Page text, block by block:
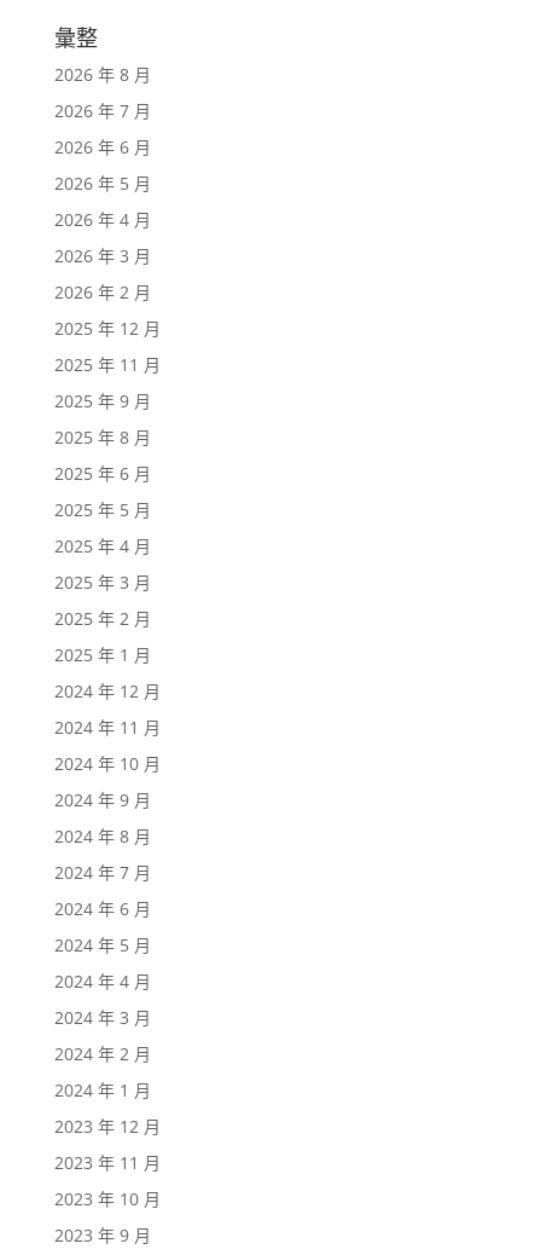
彙整
2026 年 8 月
2026 年 7 月
2026 年 6 月
2026 年 5 月
2026 年 4 月
2026 年 3 月
2026 年 2 月
2025 年 12 月
2025 年 11 月
2025 年 9 月
2025 年 8 月
2025 年 6 月
2025 年 5 月
2025 年 4 月
2025 年 3 月
2025 年 2 月
2025 年 1 月
2024 年 12 月
2024 年 11 月
2024 年 10 月
2024 年 9 月
2024 年 8 月
2024 年 7 月
2024 年 6 月
2024 年 5 月
2024 年 4 月
2024 年 3 月
2024 年 2 月
2024 年 1 月
2023 年 12 月
2023 年 11 月
2023 年 10 月
2023 年 9 月